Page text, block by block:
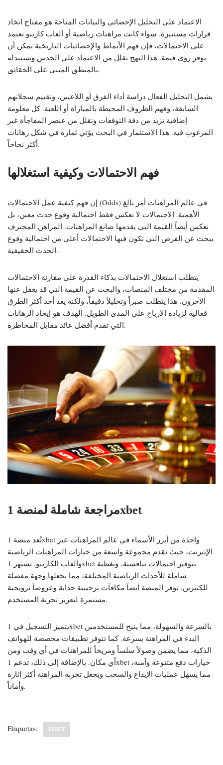
الاعتماد على التحليل الإحصائي والبيانات المتاحة هو مفتاح اتخاذ
قرارات مستنيرة. سواء كانت مراهنات رياضية أو ألعاب كازينو تعتمد
على الاحتمالات، فإن فهم الأنماط والإحصائيات التاريخية يمكن أن
يوفر رؤى قيمة. هذا النهج يقلل من الاعتماد على الحدس ويستبدله
بالمنطق المبني على الحقائق.
يشمل التحليل الفعال دراسة أداء الفرق أو اللاعبين، وتقييم سجلاتهم
السابقة، وفهم الظروف المحيطة بالمباراة أو اللعبة. كل معلومة
إضافية تزيد من دقة التوقعات وتقلل من عنصر المفاجأة غير
المرغوب فيه. هذا الاستثمار في البحث يؤتي ثماره في شكل رهانات
أكثر نجاحاً.
فهم الاحتمالات وكيفية استغلالها
إن فهم كيفية عمل الاحتمالات (Odds) في عالم المراهنات أمر بالغ
الأهمية. الاحتمالات لا تعكس فقط احتمالية وقوع حدث معين، بل
تعكس أيضاً القيمة التي يقدمها صانع المراهنات. المراهن المحترف
يبحث عن الفرص التي تكون فيها الاحتمالات أعلى من احتمالية وقوع
الحدث الحقيقية.
يتطلب استغلال الاحتمالات بذكاء القدرة على مقارنة الاحتمالات
المقدمة من مختلف المنصات، والبحث عن القيمة التي قد يغفل عنها
الآخرون. هذا يتطلب صبراً وتحليلاً دقيقاً، ولكنه يعد أحد أكثر الطرق
فعالية لزيادة الأرباح على المدى الطويل. الهدف هو إيجاد الرهانات
التي تقدم أفضل عائد مقابل المخاطرة.
مراجعة شاملة لمنصة 1xbet
تُعد منصة 1xbet واحدة من أبرز الأسماء في عالم المراهنات عبر
الإنترنت، حيث تقدم مجموعة واسعة من خيارات المراهنات الرياضية
وألعاب الكازينو. تشتهر 1xbet بتوفير احتمالات تنافسية، وتغطية
شاملة للأحداث الرياضية المختلفة، مما يجعلها وجهة مفضلة
للكثيرين. توفر المنصة أيضاً مكافآت ترحيبية جذابة وعروضاً ترويجية
مستمرة لتعزيز تجربة المستخدم.
يتميز التسجيل في 1xbet بالسرعة والسهولة، مما يتيح للمستخدمين
البدء في المراهنة بسرعة. كما تتوفر تطبيقات مخصصة للهواتف
الذكية، مما يضمن وصولاً سلساً ومريحاً للمراهنات في أي وقت ومن
أي مكان. بالإضافة إلى ذلك، تدعم 1xbet خيارات دفع متنوعة وآمنة،
مما يسهل عمليات الإيداع والسحب ويجعل تجربة المراهنة أكثر إثارة
وأماناً.
Etiquetas: 1XBET